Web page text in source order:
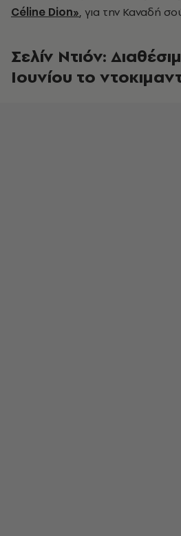
Céline Dion», για την Καναδή
Σελίν Ντιόν:
Ιουνίου το